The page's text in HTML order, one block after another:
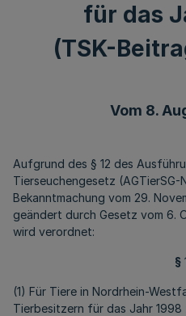
für das
(TSK-
Vom 8.
Aufgrund des § 12 des
Tierseuchengesetz (AGTierSG-
Bekanntmachung vom 29.
geändert durch Gesetz vom 6.
wird verordnet:
§
(1) Für Tiere in Nordrhein-
Tierbesitzern für das Jahr